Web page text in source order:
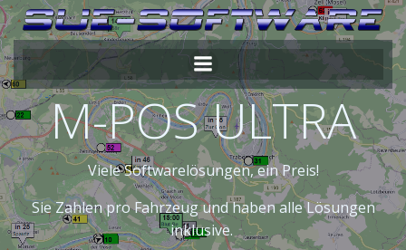
Zum
Inhalt
springen
M-POS ULTRA
Viele Softwarelösungen, ein Preis!
Sie Zahlen pro Fahrzeug und haben alle Lösungen
inklusive.